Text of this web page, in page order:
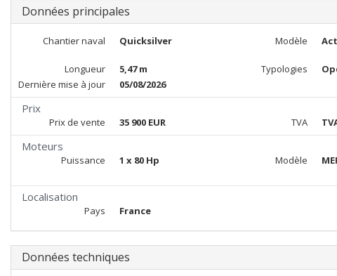
Données principales
Chantier naval Quicksilver Modèle
Longueur 5,47 m Typologies
Dernière mise à jour
05/08/2026
Prix
Prix de vente 35 900 EUR TVA
Moteurs
Puissance 1 x 80 Hp Modèle
Localisation
Pays France
Données techniques